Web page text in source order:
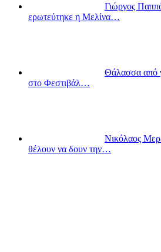
Γιώργος
ερωτεύτηκε η Μελίνα…
Θάλασσα από
στο Φεστιβάλ…
Νικόλαος
θέλουν να δουν την…